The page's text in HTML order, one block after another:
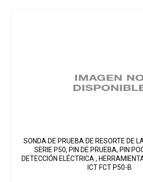
SONDA DE PRUEBA DE RESORTE DE
SERIE P50, PIN DE PRUEBA, PIN
DETECCIÓN ELÉCTRICA ,
ICT FCT P50-B